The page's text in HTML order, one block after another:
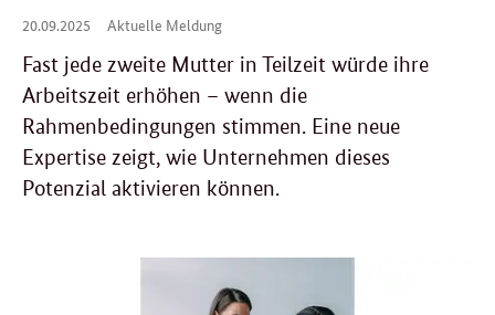
20.09.2025
20.
2025
Aktuelle Meldung
Fast jede zweite Mutter in Teilzeit würde ihre
Arbeitszeit erhöhen – wenn die
Rahmenbedingungen stimmen. Eine neue
Expertise zeigt, wie Unternehmen dieses
Potenzial aktivieren können.